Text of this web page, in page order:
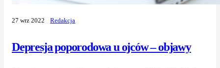
Depresja poporodowa u ojców – objawy
27 wrz 2022 Redakcja